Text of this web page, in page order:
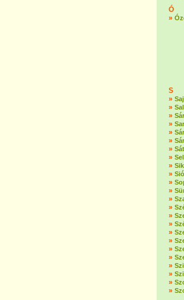
Ó
»
S
»
»
»
»
»
»
»
»
»
»
»
»
»
»
»
»
»
»
»
»
»
»
»
»